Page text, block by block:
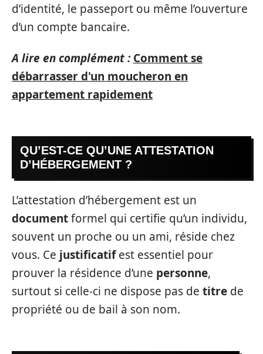
d’identité, le passeport ou même l’ouverture
d’un compte bancaire.
A lire en complément : Comment se
débarrasser d'un moucheron en
appartement rapidement
QU’EST-CE QU’UNE ATTESTATION
D’HÉBERGEMENT ?
L’attestation d’hébergement est un
documentformel qui certifie qu’un individu,
souvent un proche ou un ami, réside chez
vous. Ce justificatifest essentiel pour
prouver la résidence d’une personne,
surtout si celle-ci ne dispose pas de titre de
propriété ou de bail à son nom.